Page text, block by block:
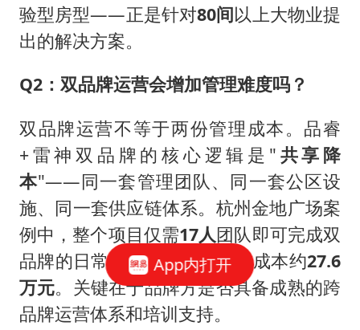
验型房型——正是针对80间以上大物业提
出的解决方案。
Q2：双品牌运营会增加管理难度吗？
双品牌运营不等于两份管理成本。品睿
+雷神双品牌的核心逻辑是" 共享降
本"——同一套管理团队、同一套公区设
施、同一套供应链体系。杭州金地广场案
例中，整个项目仅需17人团队即可完成双
品牌的日常运营，年节省人力成本约27.6
万元。关键在于品牌方是否具备成熟的跨
品牌运营体系和培训支持。
App内打开